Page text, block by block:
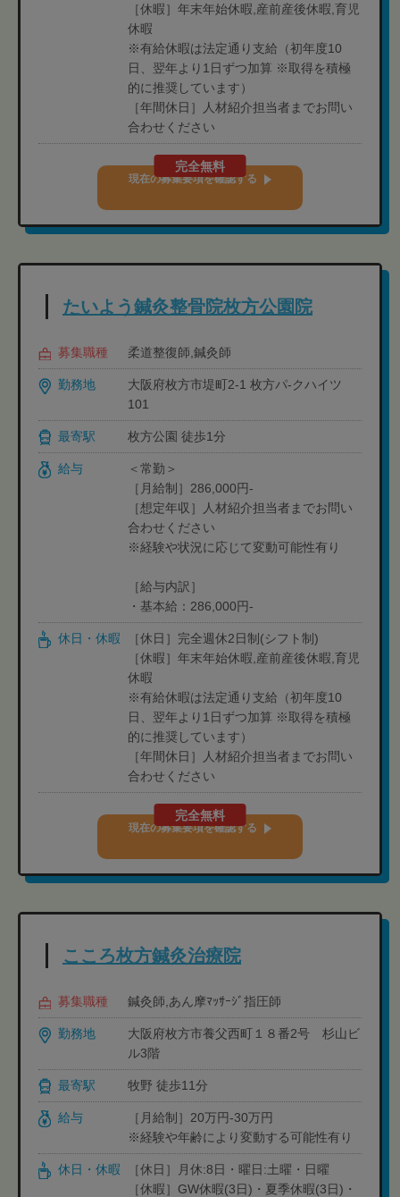
［休暇］年末年始休暇,産前産後休暇,育児
休暇
※有給休暇は法定通り支給（初年度10
日、翌年より1日ずつ加算 ※取得を積極
的に推奨しています）
［年間休日］人材紹介担当者までお問い
合わせください
完全無料
現在の募集要項を確認する
たいよう鍼灸整骨院枚方公園院
募集職種 柔道整復師,鍼灸師
勤務地
大阪府枚方市堤町2-1 枚方パ-クハイツ
101
最寄駅 枚方公園 徒歩1分
給与
＜常勤＞
［月給制］286,000円-
［想定年収］人材紹介担当者までお問い
合わせください
※経験や状況に応じて変動可能性有り
［給与内訳］
・基本給：286,000円-
休日・休暇
［休日］完全週休2日制(シフト制)
［休暇］年末年始休暇,産前産後休暇,育児
休暇
※有給休暇は法定通り支給（初年度10
日、翌年より1日ずつ加算 ※取得を積極
的に推奨しています）
［年間休日］人材紹介担当者までお問い
合わせください
完全無料
現在の募集要項を確認する
こころ枚方鍼灸治療院
募集職種 鍼灸師,あん摩ﾏｯｻｰｼﾞ指圧師
勤務地
大阪府枚方市養父西町１８番2号 杉山ビ
ル3階
最寄駅 牧野 徒歩11分
給与
［月給制］20万円-30万円
※経験や年齢により変動する可能性有り
休日・休暇
［休日］月休:8日・曜日:土曜・日曜
［休暇］GW休暇(3日)・夏季休暇(3日)・